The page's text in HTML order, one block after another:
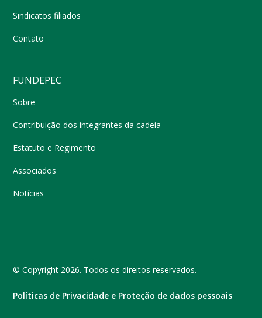
Sindicatos filiados
Contato
FUNDEPEC
Sobre
Contribuição dos integrantes da cadeia
Estatuto e Regimento
Associados
Notícias
© Copyright 2026. Todos os direitos reservados.
Políticas de Privacidade e Proteção de dados pessoais